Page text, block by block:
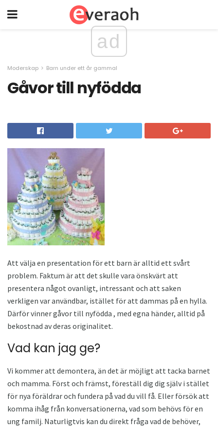
ad
Moderskap Barn under ett år gammal
Gåvor till nyfödda
Att välja en presentation för ett barn är alltid ett svårt
problem. Faktum är att det skulle vara önskvärt att
presentera något ovanligt, intressant och att saken
verkligen var användbar, istället för att dammas på en hylla.
Därför vinner gåvor till nyfödda , med egna händer, alltid på
bekostnad av deras originalitet.
Vad kan jag ge?
Vi kommer att demontera, än det är möjligt att tacka barnet
och mamma. Först och främst, föreställ dig dig själv i stället
för nya föräldrar och fundera på vad du vill få. Eller försök att
komma ihåg från konversationerna, vad som behövs för en
ung familj. Naturligtvis kan du direkt fråga vad de behöver,